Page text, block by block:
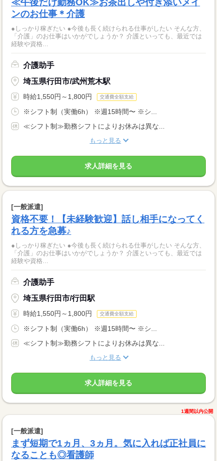
ンのお仕事＊介護
●しっかり稼ぎたい ●今後も長く続けられる仕事がしたい そんな方、
「介護」のお仕事はいかがでしょうか？ 介護といっても、最近では
経験や資格...
介護助手
埼玉県行田市/武州荒木駅
時給1,550円～1,800円 交通費全額支給
※シフト制（実働6h） ※週15時間〜 ※シ...
≪シフト制≫勤務シフトによりお休みは異な...
もっと見る
求人詳細を見る
[一般派遣]
資格不要！【未経験歓迎】話し相手になってく
れる方を急募♪
●しっかり稼ぎたい ●今後も長く続けられる仕事がしたい そんな方、
「介護」のお仕事はいかがでしょうか？ 介護といっても、最近では
経験や資格...
介護助手
埼玉県行田市/行田駅
時給1,550円～1,800円 交通費全額支給
※シフト制（実働6h） ※週15時間〜 ※シ...
≪シフト制≫勤務シフトによりお休みは異な...
もっと見る
求人詳細を見る
1週間以内公開
[一般派遣]
まず短期で1ヵ月、3ヵ月。気に入れば正社員に
なることも◎看護師